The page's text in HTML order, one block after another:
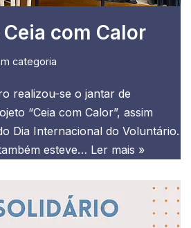
com Calor
categoria
realizou-se o jantar de
“Ceia com Calor”, assim
Dia Internacional do Voluntário.
esteve… Ler mais »